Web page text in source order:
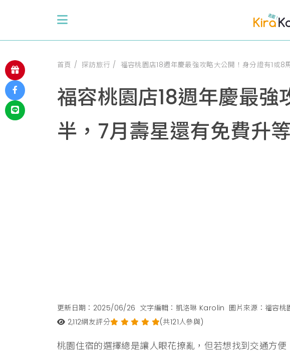
首頁 探訪旅行 福容桃園店18週年慶最強攻略大公開！身分證有1或
福容桃園店18週年慶最強
半，7月壽星還有免費升
更新日期：2025/06/26 文字編輯：凱洛琳 Karolin 圖片來源：福容桃
2,112網友評分 (共121人參與)
桃園住宿的選擇總是讓人眼花撩亂，但若想找到交通方